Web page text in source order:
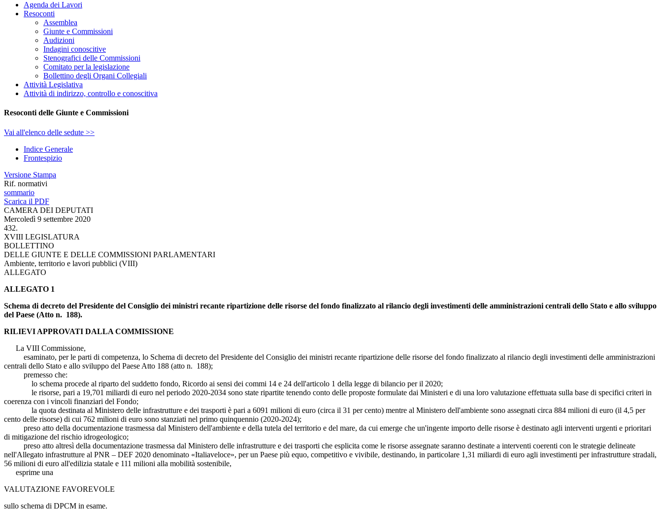
Agenda dei Lavori
Resoconti
Assemblea
Giunte e Commissioni
Audizioni
Indagini conoscitive
Stenografici delle Commissioni
Comitato per la legislazione
Bollettino degli Organi Collegiali
Attività Legislativa
Attività di indirizzo, controllo e conoscitiva
Resoconti delle Giunte e Commissioni
Vai all'elenco delle sedute >>
Indice Generale
Frontespizio
Versione Stampa
Rif. normativi
sommario
Scarica il PDF
CAMERA DEI DEPUTATI
Mercoledì 9 settembre 2020
432.
XVIII LEGISLATURA
BOLLETTINO
DELLE GIUNTE E DELLE COMMISSIONI PARLAMENTARI
Ambiente, territorio e lavori pubblici (VIII)
ALLEGATO
ALLEGATO 1
Schema di decreto del Presidente del Consiglio dei ministri recante ripartizione delle risorse del fondo finalizzato al rilancio degli investimenti delle amministrazioni centrali dello Stato e allo sviluppo
del Paese (Atto n. 188).
RILIEVI APPROVATI DALLA COMMISSIONE
La VIII Commissione,
esaminato, per le parti di competenza, lo Schema di decreto del Presidente del Consiglio dei ministri recante ripartizione delle risorse del fondo finalizzato al rilancio degli investimenti delle amministrazioni
centrali dello Stato e allo sviluppo del Paese Atto 188 (atto n. 188);
premesso che:
lo schema procede al riparto del suddetto fondo, Ricordo ai sensi dei commi 14 e 24 dell'articolo 1 della legge di bilancio per il 2020;
le risorse, pari a 19,701 miliardi di euro nel periodo 2020-2034 sono state ripartite tenendo conto delle proposte formulate dai Ministeri e di una loro valutazione effettuata sulla base di specifici criteri in
coerenza con i vincoli finanziari del Fondo;
la quota destinata al Ministero delle infrastrutture e dei trasporti è pari a 6091 milioni di euro (circa il 31 per cento) mentre al Ministero dell'ambiente sono assegnati circa 884 milioni di euro (il 4,5 per
cento delle risorse) di cui 762 milioni di euro sono stanziati nel primo quinquennio (2020-2024);
preso atto della documentazione trasmessa dal Ministero dell'ambiente e della tutela del territorio e del mare, da cui emerge che un'ingente importo delle risorse è destinato agli interventi urgenti e prioritari
di mitigazione del rischio idrogeologico;
preso atto altresì della documentazione trasmessa dal Ministero delle infrastrutture e dei trasporti che esplicita come le risorse assegnate saranno destinate a interventi coerenti con le strategie delineate
nell'Allegato infrastrutture al PNR – DEF 2020 denominato «Italiaveloce», per un Paese più equo, competitivo e vivibile, destinando, in particolare 1,31 miliardi di euro agli investimenti per infrastrutture stradali,
56 milioni di euro all'edilizia statale e 111 milioni alla mobilità sostenibile,
esprime una
VALUTAZIONE FAVOREVOLE
sullo schema di DPCM in esame.